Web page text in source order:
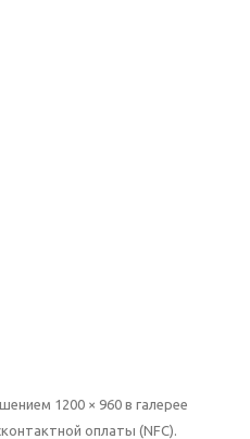
1200 × 960 в галерее
оплаты (NFC).